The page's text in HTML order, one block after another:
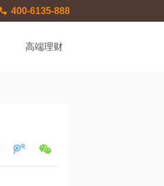
400-6135-888
高端理财